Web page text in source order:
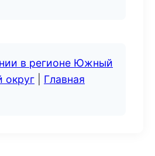
в регионе Южный
округ
Главная